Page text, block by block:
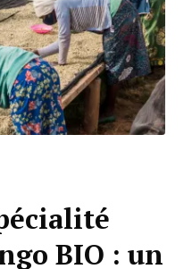
BIO : un